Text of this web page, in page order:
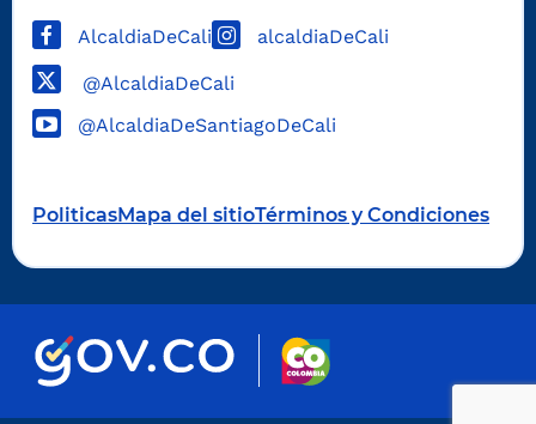
AlcaldiaDeCali alcaldiaDeCali
@AlcaldiaDeCali
@AlcaldiaDeSantiagoDeCali
PoliticasMapa del sitioTérminos y Condiciones